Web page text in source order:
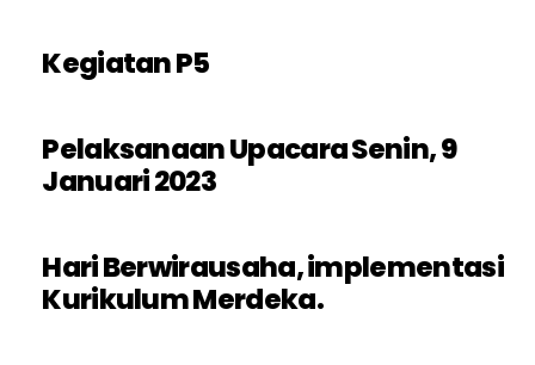
Kegiatan P5
Pelaksanaan Upacara Senin, 9
Januari 2023
Hari Berwirausaha, implementasi
Kurikulum Merdeka.